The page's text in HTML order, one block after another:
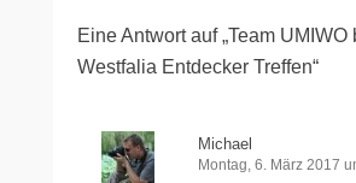
Eine Antwort auf „Team UMIWO
Westfalia Entdecker Treffen“
Michael
Montag, 6. März 2017